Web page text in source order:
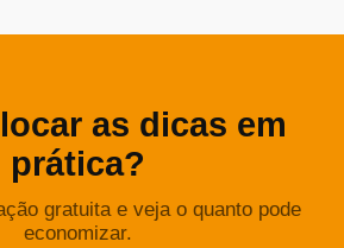
as dicas em
prática?
gratuita e veja o quanto pode
economizar.